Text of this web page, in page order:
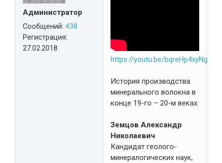
Администратор
Сообщений: 438
Регистрация:
27.02.2018
https://youtu.be/bqreHp4xyNg
История производства
минерального волокна в
конце 19-го – 20-м веках.
Земцов Александр
Николаевич
Кандидат геолого-
минералогических наук,